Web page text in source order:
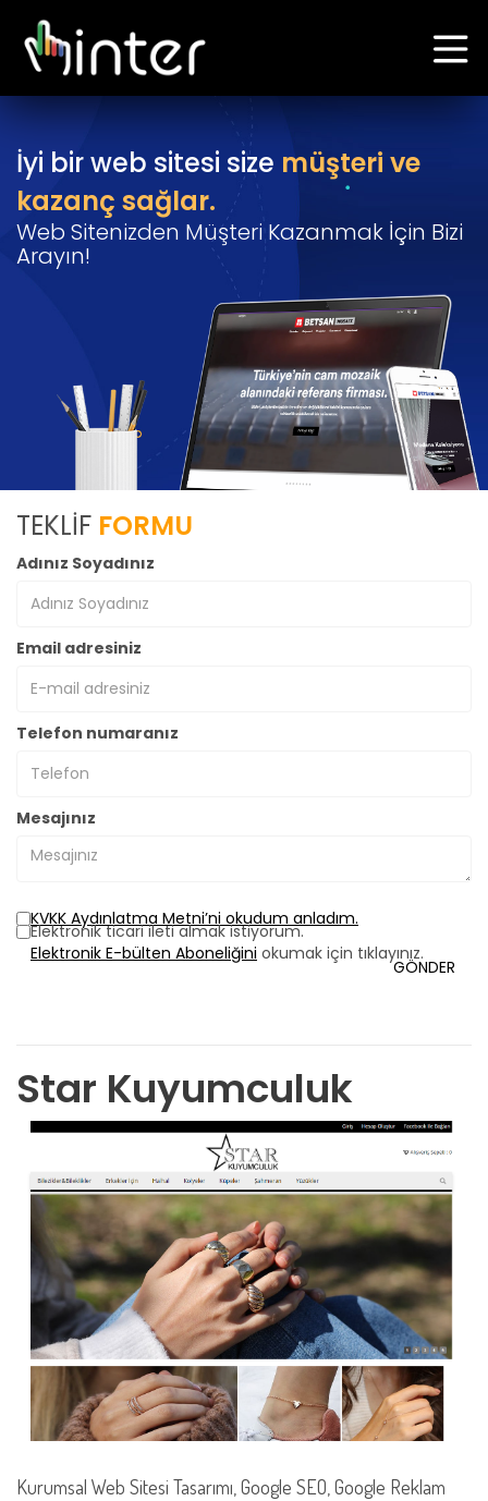
İyi bir web sitesi size müşteri ve
kazanç sağlar.
Web Sitenizden Müşteri Kazanmak İçin Bizi
Arayın!
TEKLİF FORMU
Adınız Soyadınız
Email adresiniz
Telefon numaranız
Mesajınız
KVKK Aydınlatma Metni’ni okudum anladım.
Elektronik ticari ileti almak istiyorum.
Elektronik E-bülten Aboneliğini okumak için tıklayınız.
GÖNDER
Star Kuyumculuk
Kurumsal Web Sitesi Tasarımı, Google SEO, Google Reklam